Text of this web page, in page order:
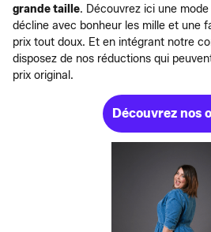
grande taille. Découvrez ici une
décline avec bonheur les mille et une
prix tout doux. Et en intégrant notre
disposez de nos réductions qui
prix original.
Découvrez nos